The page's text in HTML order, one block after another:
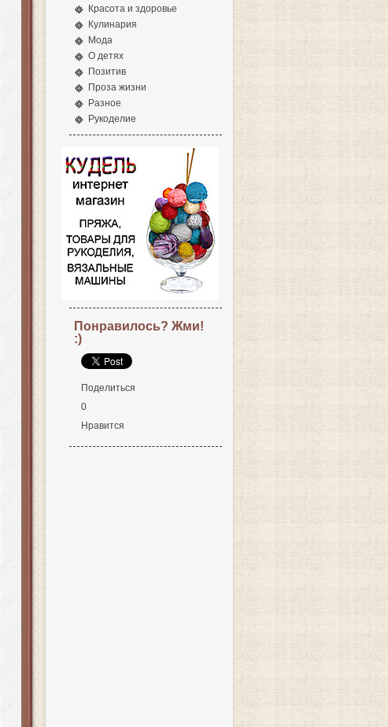
Красота и здоровье
Кулинария
Мода
О детях
Позитив
Проза жизни
Разное
Рукоделие
Понравилось? Жми!
:)
Поделиться
0
Нравится